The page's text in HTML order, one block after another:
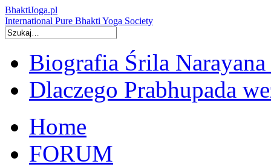
BhaktiJoga.pl
International Pure Bhakti Yoga Society
Biografia Śrila
Dlaczego Prabhupada
Home
FORUM